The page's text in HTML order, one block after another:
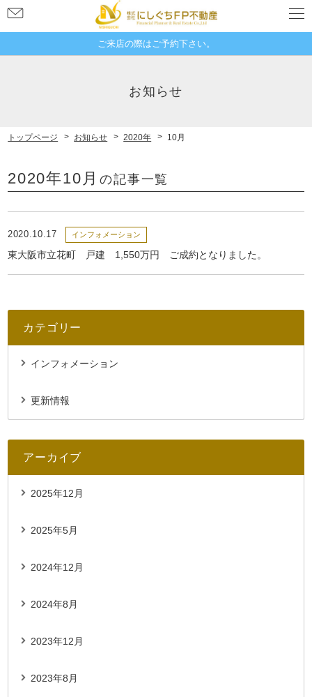
ご来店の際はご予約下さい。
お知らせ
トップページ お知らせ 2020年 10月
2020年10月 の記事一覧
2020.10.17 インフォメーション
東大阪市立花町 戸建 1,550万円 ご成約となりました。
カテゴリー
インフォメーション
更新情報
アーカイブ
2025年12月
2025年5月
2024年12月
2024年8月
2023年12月
2023年8月